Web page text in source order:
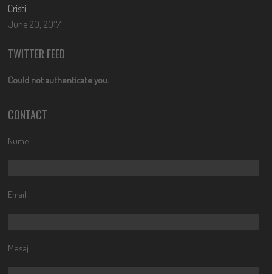
Cristi….
June 20, 2017
TWITTER FEED
Could not authenticate you.
CONTACT
Nume:
Email:
Mesaj: